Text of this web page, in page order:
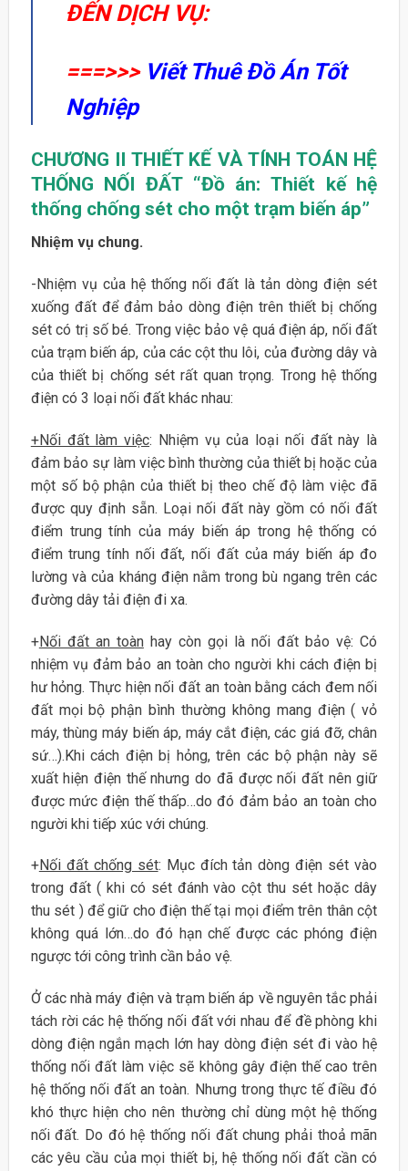
ĐẾN DỊCH VỤ:
===>>> Viết Thuê Đồ Án Tốt
Nghiệp
CHƯƠNG II THIẾT KẾ VÀ TÍNH TOÁN HỆ
THỐNG NỐI ĐẤT “Đồ án: Thiết kế hệ
thống chống sét cho một trạm biến áp”
Nhiệm vụ chung.
-Nhiệm vụ của hệ thống nối đất là tản dòng điện sét
xuống đất để đảm bảo dòng điện trên thiết bị chống
sét có trị số bé. Trong việc bảo vệ quá điện áp, nối đất
của trạm biến áp, của các cột thu lôi, của đường dây và
của thiết bị chống sét rất quan trọng. Trong hệ thống
điện có 3 loại nối đất khác nhau:
+Nối đất làm việc: Nhiệm vụ của loại nối đất này là
đảm bảo sự làm việc bình thường của thiết bị hoặc của
một số bộ phận của thiết bị theo chế độ làm việc đã
được quy định sẵn. Loại nối đất này gồm có nối đất
điểm trung tính của máy biến áp trong hệ thống có
điểm trung tính nối đất, nối đất của máy biến áp đo
lường và của kháng điện nằm trong bù ngang trên các
đường dây tải điện đi xa.
+Nối đất an toànhay còn gọi là nối đất bảo vệ: Có
nhiệm vụ đảm bảo an toàn cho người khi cách điện bị
hư hỏng. Thực hiện nối đất an toàn bằng cách đem nối
đất mọi bộ phận bình thường không mang điện ( vỏ
máy, thùng máy biến áp, máy cắt điện, các giá đỡ, chân
sứ…).Khi cách điện bị hỏng, trên các bộ phận này sẽ
xuất hiện điện thế nhưng do đã được nối đất nên giữ
được mức điện thế thấp…do đó đảm bảo an toàn cho
người khi tiếp xúc với chúng.
+Nối đất chống sét: Mục đích tản dòng điện sét vào
trong đất ( khi có sét đánh vào cột thu sét hoặc dây
thu sét ) để giữ cho điện thế tại mọi điểm trên thân cột
không quá lớn…do đó hạn chế được các phóng điện
ngược tới công trình cần bảo vệ.
Ở các nhà máy điện và trạm biến áp về nguyên tắc phải
tách rời các hệ thống nối đất với nhau để đề phòng khi
dòng điện ngắn mạch lớn hay dòng điện sét đi vào hệ
thống nối đất làm việc sẽ không gây điện thế cao trên
hệ thống nối đất an toàn. Nhưng trong thực tế điều đó
khó thực hiện cho nên thường chỉ dùng một hệ thống
nối đất. Do đó hệ thống nối đất chung phải thoả mãn
các yêu cầu của mọi thiết bị, hệ thống nối đất cần có